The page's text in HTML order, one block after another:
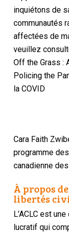
inquiétons de
communautés
affectées de
veuillez
Off the Grass :
Policing the
la COVID
Cara Faith
programme
canadienne
À propos
libertés
L’ACLC est
lucratif qui